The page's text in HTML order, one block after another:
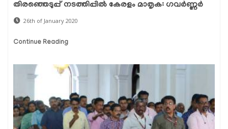
തിരഞ്ഞെടുപ്പ് നടത്തിപ്പില്‍ കേരളം മാതൃക: ഗവര്‍ണ്ണര്‍
26th of January 2020
Continue Reading